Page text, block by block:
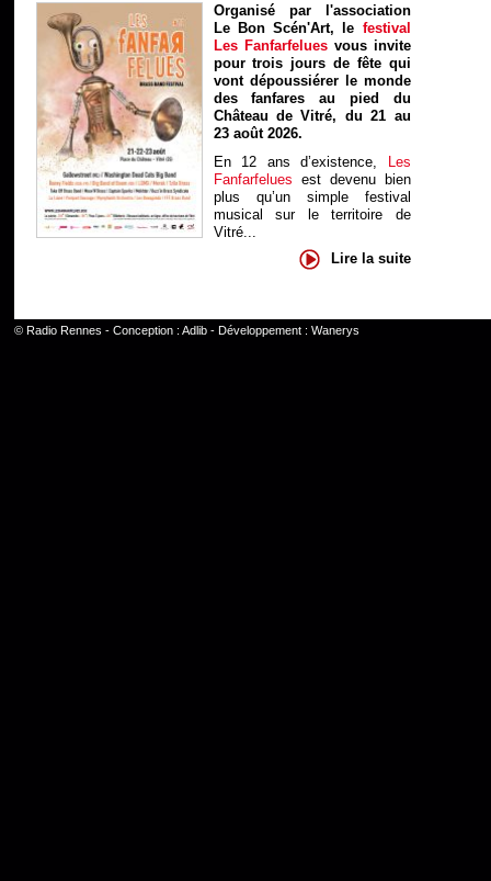
Organisé par l'association
Le Bon Scén'Art, le festival
Les Fanfarfelues vous invite
pour trois jours de fête qui
vont dépoussiérer le monde
des fanfares au pied du
Château de Vitré, du 21 au
23 août 2026.
En 12 ans d’existence, Les
Fanfarfelues est devenu bien
plus qu’un simple festival
musical sur le territoire de
Vitré...
Lire la suite
© Radio Rennes - Conception : Adlib- Développement : Wanerys